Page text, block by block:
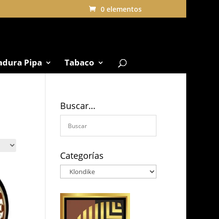
0 elementos
Pipa Tabaco
Buscar…
Categorías